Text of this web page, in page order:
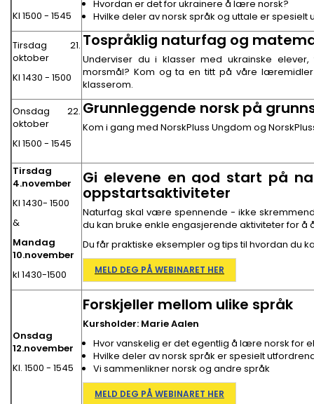
Kl 1500 - 1545
Hvordan er det for ukrainere å lære norsk?
Hvilke deler av norsk språk og uttale er
Tirsdag 21.
oktober
Kl 1430 - 1500
Tospråklig naturfag og
Underviser du i klasser med ukrainske
morsmål? Kom og ta en titt på våre
klasserom.
Onsdag 22.
oktober
Kl 1500 - 1545
Grunnleggende norsk på
Kom i gang med NorskPluss Ungdom og
Tirsdag
4.november
Kl 1430- 1500
&
Mandag
10.november
kl 1430-1500
Gi elevene en god start på
oppstartsaktiviteter
Naturfag skal være spennende - ikke
du kan bruke enkle engasjerende aktiviteter for
Du får praktiske eksempler og tips til hvordan du
MELD DEG PÅ WEBINARET HER
Onsdag
12.november
Kl. 1500 - 1545
Forskjeller mellom ulike språk
Kursholder: Marie Aalen
Hvor vanskelig er det egentlig å lære norsk for
Hvilke deler av norsk språk er spesielt
Vi sammenlikner norsk og andre språk
MELD DEG PÅ WEBINARET HER